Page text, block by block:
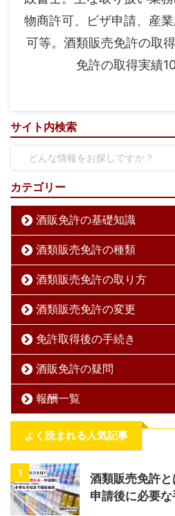
物商許可、ビザ申請、産
可等。酒類販売免許の取
免許の取得実績
サイト内検索
カテゴリー
酒販免許の基礎知識
酒類販売免許の種類
酒類販売免許の取り方
酒類販売免許の変更
免許取得後の手続き
酒販免許の疑問
報酬一覧
よく読まれる人気記事
1
酒類販売免許
申請後に必要